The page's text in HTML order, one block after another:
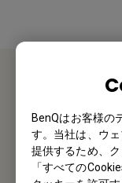
BenQはお客様の
す。当社は、ウ
提供するため、
「すべての
私たちが